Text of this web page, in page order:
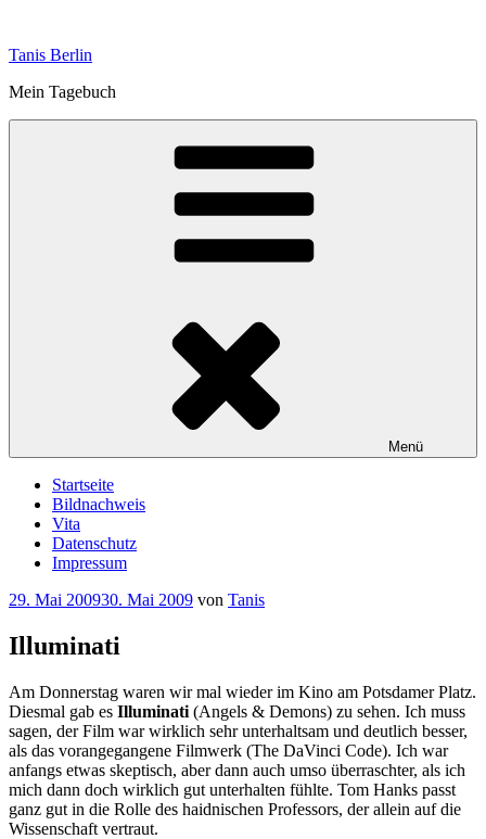
springen
Tanis Berlin
Mein Tagebuch
Menü
Startseite
Bildnachweis
Vita
Datenschutz
Impressum
Veröffentlicht
29. Mai 200930. Mai 2009 von Tanis
Illuminati
Am Donnerstag waren wir mal wieder im Kino am Potsdamer Platz.
Diesmal gab es Illuminati (Angels & Demons) zu sehen. Ich muss
sagen, der Film war wirklich sehr unterhaltsam und deutlich besser,
als das vorangegangene Filmwerk (The DaVinci Code). Ich war
anfangs etwas skeptisch, aber dann auch umso überraschter, als ich
mich dann doch wirklich gut unterhalten fühlte. Tom Hanks passt
ganz gut in die Rolle des haidnischen Professors, der allein auf die
Wissenschaft vertraut.